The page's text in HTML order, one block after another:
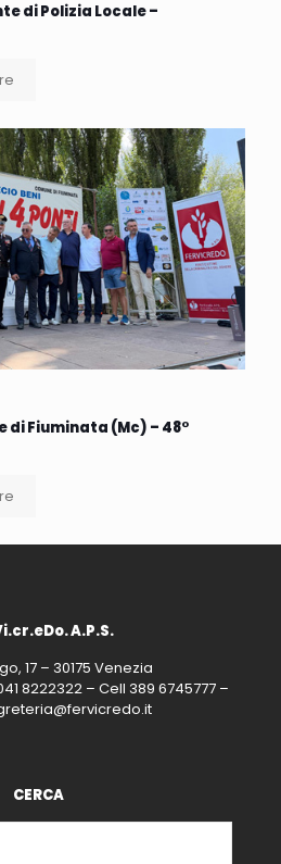
di Polizia Locale –
di Fiuminata (Mc) – 48°
A.P.S.
17 – 30175 Venezia
8222322 – Cell 389 6745777 –
CERCA